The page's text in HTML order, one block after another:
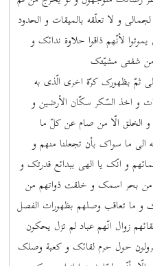
و لا تعلّقه بالمیقات و الحدود
لأنّهم ذاقوا حلاوة ندائک و
شفتی مشیّتک
ثمّ بظهورک کرّة اخری الّذی به
و اخذ السّکر سکّان الأرضین و
و الخلق الّا من صام عن کلّ ما
ما سواک بأن تجعلنا منهم و
و انّک یا الهی ببدائع قدرتک و
بحر اسمک و خلقت ذواتهم من
ما تعاقب وصلهم بظهورات الفصل
زوال انّهم عباد لم تزل یحکون
حول حرم لقائک و کعبة وصلک